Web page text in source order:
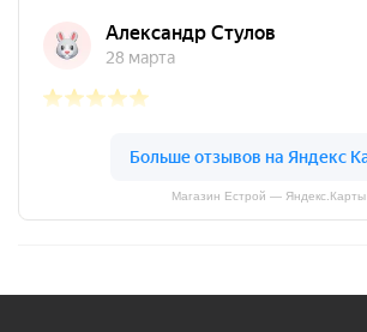
Магазин Естрой — Яндекс.Карты